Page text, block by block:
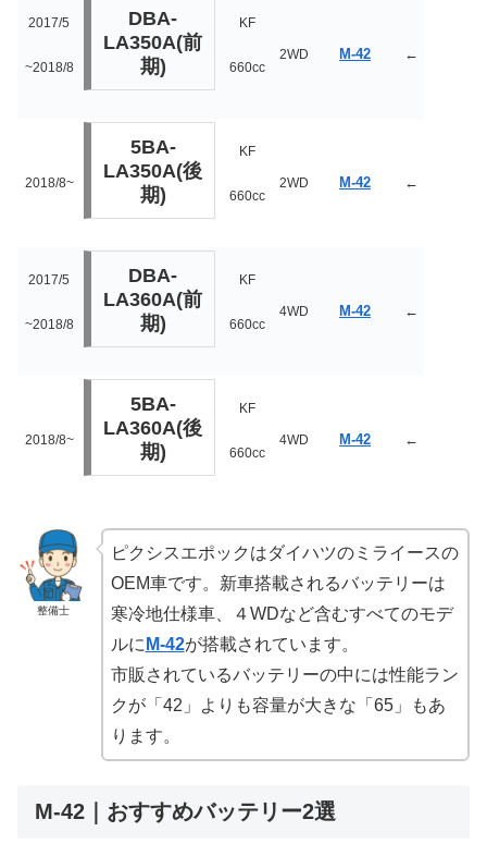
2017/5
~2018/8
DBA-
LA350A(前
期)
KF
660cc
2WD M-42 ←
2018/8~
5BA-
LA350A(後
期)
KF
660cc
2WD M-42 ←
2017/5
~2018/8
DBA-
LA360A(前
期)
KF
660cc
4WD M-42 ←
2018/8~
5BA-
LA360A(後
期)
KF
660cc
4WD M-42 ←
整備士
ピクシスエポックはダイハツのミライースの
OEM車です。新車搭載されるバッテリーは
寒冷地仕様車、４WDなど含むすべてのモデ
ルに M-42が搭載されています。
市販されているバッテリーの中には性能ラン
クが「42」よりも容量が大きな「65」もあ
ります。
M-42｜おすすめバッテリー2選